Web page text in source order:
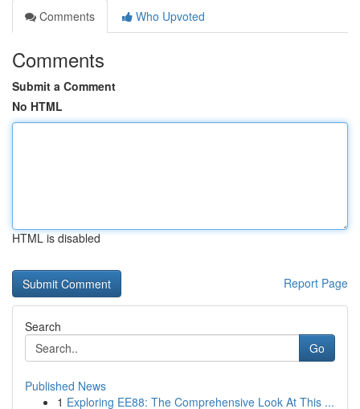
Comments
Who Upvoted
Comments
Submit a Comment
No HTML
HTML is disabled
Report Page
Search
Go
Published News
1 Exploring EE88: The Comprehensive Look At This ...